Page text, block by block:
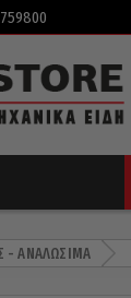
- ΑΝΑΛΏΣΙΜΑ